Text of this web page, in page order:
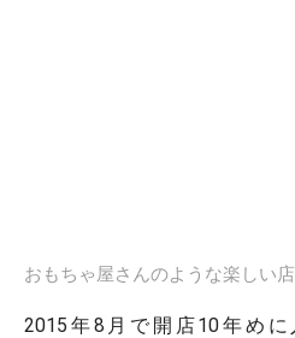
おもちゃ屋さんのような楽しい
2015年8月で開店10年めに